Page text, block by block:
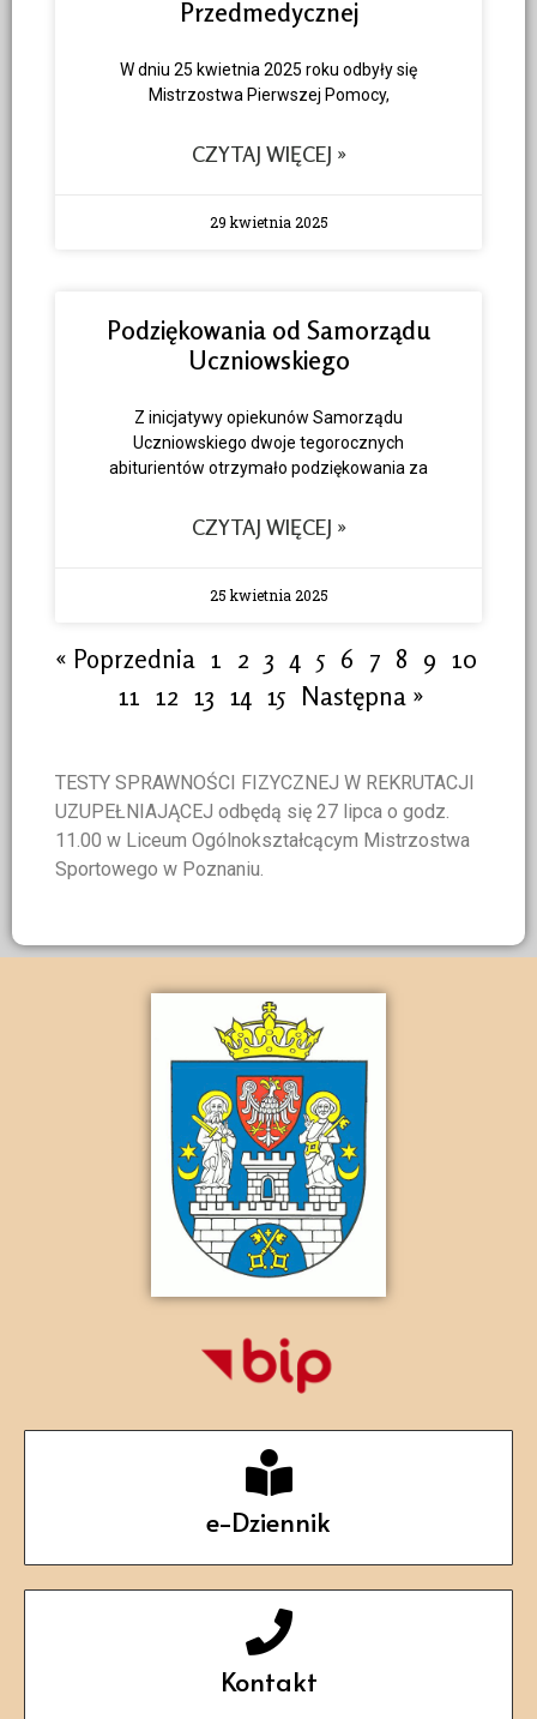
Przedmedycznej
W dniu 25 kwietnia 2025 roku odbyły się
Mistrzostwa Pierwszej Pomocy,
CZYTAJ WIĘCEJ »
29 kwietnia 2025
Podziękowania od Samorządu
Uczniowskiego
Z inicjatywy opiekunów Samorządu
Uczniowskiego dwoje tegorocznych
abiturientów otrzymało podziękowania za
CZYTAJ WIĘCEJ »
25 kwietnia 2025
« Poprzednia 1 2 3 4 5 6 7 8 9 10
11 12 13 14 15 Następna »
TESTY SPRAWNOŚCI FIZYCZNEJ W REKRUTACJI
UZUPEŁNIAJĄCEJ odbędą się 27 lipca o godz.
11.00 w Liceum Ogólnokształcącym Mistrzostwa
Sportowego w Poznaniu.
e-Dziennik
Kontakt